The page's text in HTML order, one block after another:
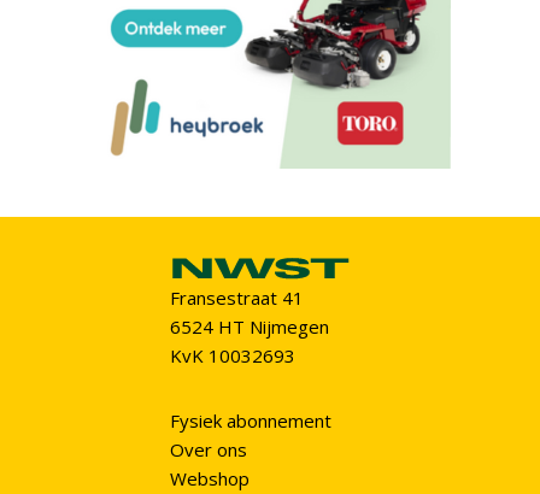
Fransestraat 41
6524 HT Nijmegen
KvK 10032693
Fysiek abonnement
Over ons
Webshop